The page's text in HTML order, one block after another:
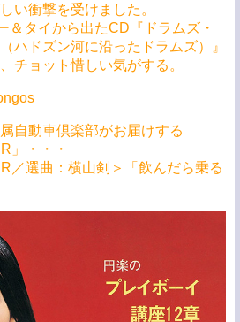
い衝撃を受けました。
＆タイから出たCD『ドラムズ・
ハドズン河に沿ったドラムズ）』
チョット惜しい気がする。
自動車倶楽部がお届けする
」・・・
／選曲：横山剣＞「飲んだら乗る